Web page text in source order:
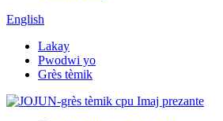
English
Lakay
Pwodwi yo
Grès tèmik